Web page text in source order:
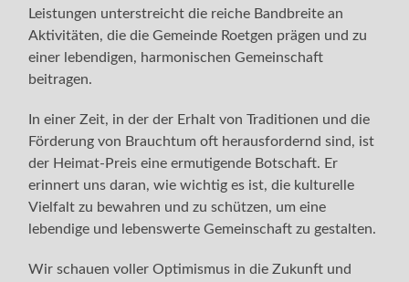
Leistungen unterstreicht die reiche Bandbreite an
Aktivitäten, die die Gemeinde Roetgen prägen und zu
einer lebendigen, harmonischen Gemeinschaft
beitragen.
In einer Zeit, in der der Erhalt von Traditionen und die
Förderung von Brauchtum oft herausfordernd sind, ist
der Heimat-Preis eine ermutigende Botschaft. Er
erinnert uns daran, wie wichtig es ist, die kulturelle
Vielfalt zu bewahren und zu schützen, um eine
lebendige und lebenswerte Gemeinschaft zu gestalten.
Wir schauen voller Optimismus in die Zukunft und